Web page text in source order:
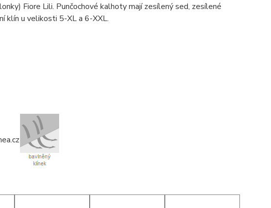
Fiore Lili. Punčochové kalhoty mají zesílený sed, zesílené
klín u velikosti 5-XL a 6-XXL.